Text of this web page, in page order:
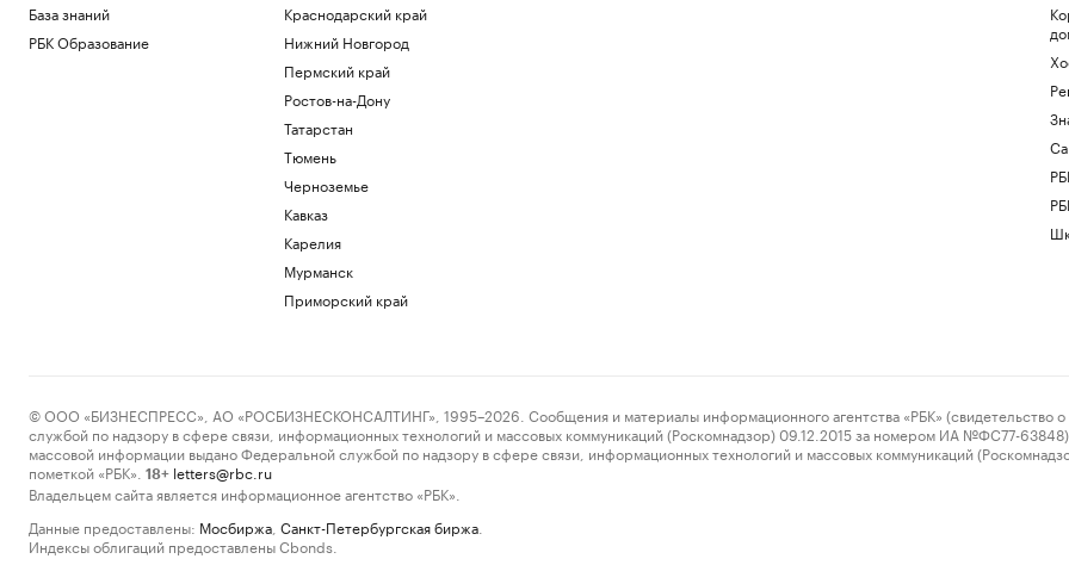
База знаний
РБК Образование
Краснодарский край
Нижний Новгород
Пермский край
Ростов-на-Дону
Татарстан
Тюмень
Черноземье
Кавказ
Карелия
Мурманск
Приморский край
© ООО «БИЗНЕСПРЕСС», АО «РОСБИЗНЕСКОНСАЛТИНГ», 1995–2026. Сообщения и материалы информационного агентства «РБК» (свидетельство о
службой по надзору в сфере связи, информационных технологий и массовых коммуникаций (Роскомнадзор) 09.12.2015 за номером ИА №ФС77-63848)
массовой информации выдано Федеральной службой по надзору в сфере связи, информационных технологий и массовых коммуникаций
пометкой «РБК».
18+ letters@rbc.ru
Владельцем сайта является информационное агентство «РБК».
Данные предоставлены: Мосбиржа Санкт-Петербургская биржа
Индексы облигаций предоставлены Cbonds.